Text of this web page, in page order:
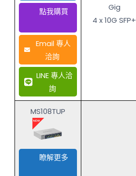
點我購買
Email 專人
洽詢
LINE 專人洽
詢
Gig
4 x 10G SFP+
MS108TUP
瞭解更多